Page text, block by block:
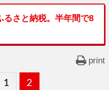
るさと納税。半年間で8
print
固
1 ,
固
2